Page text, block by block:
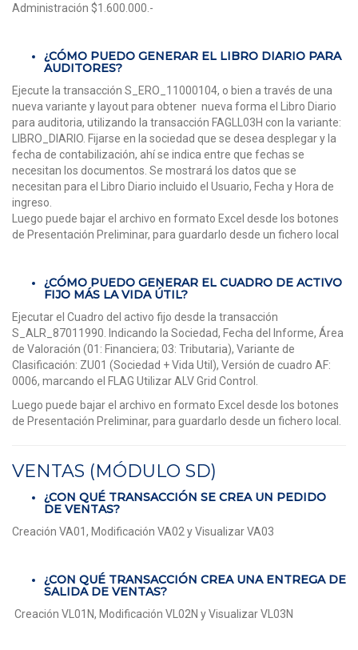
Administración $1.600.000.-
¿CÓMO PUEDO GENERAR EL LIBRO DIARIO PARA
AUDITORES?
Ejecute la transacción S_ERO_11000104, o bien a través de una
nueva variante y layout para obtener nueva forma el Libro Diario
para auditoria, utilizando la transacción FAGLL03H con la variante:
LIBRO_DIARIO. Fijarse en la sociedad que se desea desplegar y la
fecha de contabilización, ahí se indica entre que fechas se
necesitan los documentos. Se mostrará los datos que se
necesitan para el Libro Diario incluido el Usuario, Fecha y Hora de
ingreso.
Luego puede bajar el archivo en formato Excel desde los botones
de Presentación Preliminar, para guardarlo desde un fichero local
¿CÓMO PUEDO GENERAR EL CUADRO DE ACTIVO
FIJO MÁS LA VIDA ÚTIL?
Ejecutar el Cuadro del activo fijo desde la transacción
S_ALR_87011990. Indicando la Sociedad, Fecha del Informe, Área
de Valoración (01: Financiera; 03: Tributaria), Variante de
Clasificación: ZU01 (Sociedad + Vida Util), Versión de cuadro AF:
0006, marcando el FLAG Utilizar ALV Grid Control.
Luego puede bajar el archivo en formato Excel desde los botones
de Presentación Preliminar, para guardarlo desde un fichero local.
VENTAS (MÓDULO SD)
¿CON QUÉ TRANSACCIÓN SE CREA UN PEDIDO
DE VENTAS?
Creación VA01, Modificación VA02 y Visualizar VA03
¿CON QUÉ TRANSACCIÓN CREA UNA ENTREGA DE
SALIDA DE VENTAS?
Creación VL01N, Modificación VL02N y Visualizar VL03N